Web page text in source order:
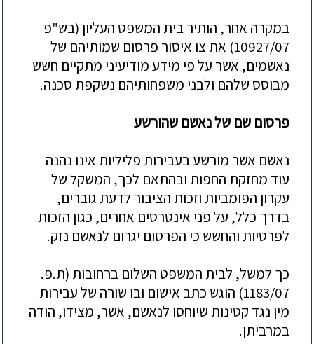
במקרה אחר, הותיר בית המשפט העליון (בש"פ
10927/07) את צו איסור פרסום שמ
ותיהם של
נאשמים, אשר על פי מידע מודיעיני מתקיים חשש
מבוסס שלהם ולבני משפחותיהם נשקפת סכנה.
פרסום שם של נאשם שהורשע
נאשם אשר מורשע בעבירות פליליות אינו נהנה
עוד מחזקת החפות ובהתאם לכך, המשקל של
עקרון הפומביות וזכות הציבור לדעת גוברים,
בדרך כלל, על פני אינטרסים אחרים, כגון הזכות
לפרטיות והחשש כי הפרסום יגרום לנאשם נזק.
כך למשל, לבית המשפט השלום ברחובות (ת.פ.
1183/07) הוגש כתב אישום ובו שורה של עבירות
מין נגד קטינות שיוחסו לנאשם, אשר, מצידו, הודה
במרביתן.